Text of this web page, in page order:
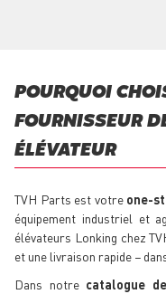
POURQUOI
FOURNISSEUR
ÉLÉVATEUR
TVH Parts est votre one-
équipement industriel et
élévateurs Lonking chez
et une livraison rapide −
Dans notre catalogue